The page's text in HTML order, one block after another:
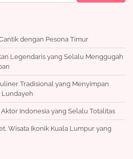
dengan Pesona Timur
Legendaris yang Selalu Menggugah
Tradisional yang Menyimpan
Lundayeh
Indonesia yang Selalu Totalitas
Wisata Ikonik Kuala Lumpur yang